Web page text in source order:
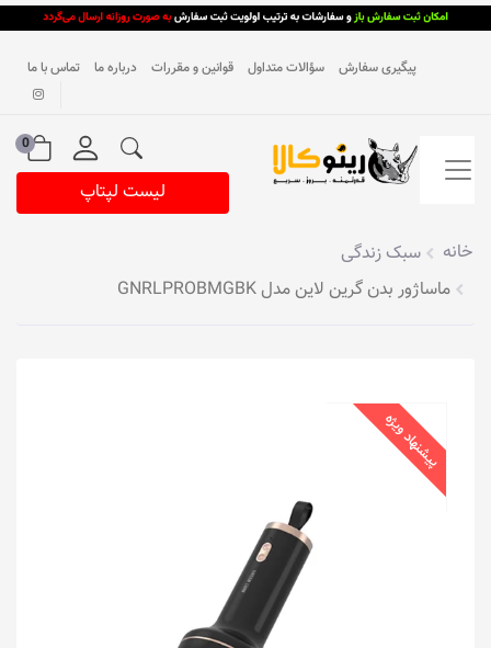
پیگیری سفارش سؤالات متداول قوانین و مقررات درباره ما تماس با ما
0
لیست لپتاپ
خانه
سبک زندگی
ماساژور بدن گرین لاین مدل GNRLPROBMGBK
پیشنهاد ویژه